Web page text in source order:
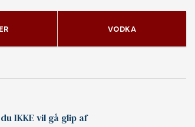
VODKA
IKKE vil gå glip af